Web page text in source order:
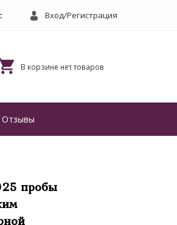
Вход/Регистрация
Отзывы
пробы